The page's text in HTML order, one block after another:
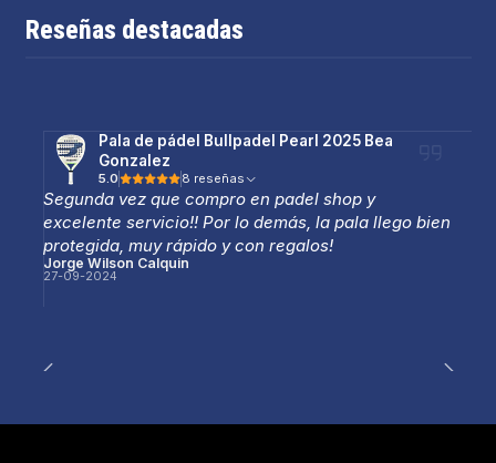
Reseñas destacadas
Pala de pádel Bullpadel Pearl 2025 Bea
Gonzalez
5.0 8 reseñas
Segunda vez que compro en padel shop y
excelente servicio!! Por lo demás, la pala llego bien
protegida, muy rápido y con regalos!
Jorge Wilson Calquin
27-09-2024